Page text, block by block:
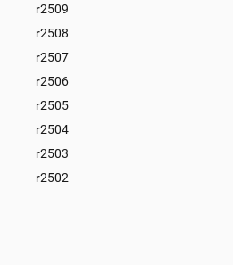
r2509
r2508
r2507
r2506
r2505
r2504
r2503
r2502